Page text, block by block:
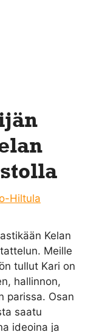
Hiltula
Kelan
Meille
tullut Kari on
hallinnon,
parissa. Osan
saatu
ideoina ja